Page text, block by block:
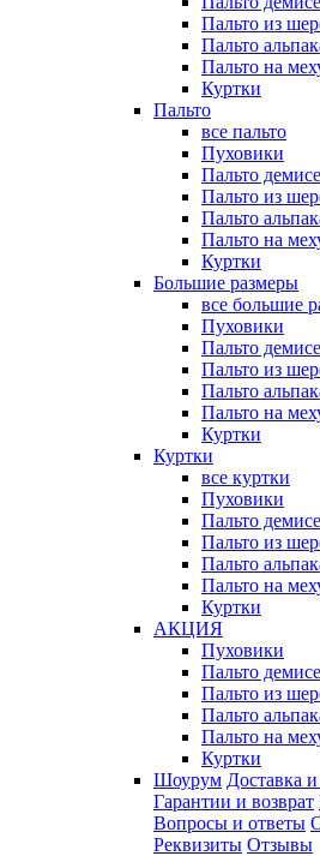
Пальто из
Пальто
Пальто на
Куртки
Пальто
все пальто
Пуховики
Пальто
Пальто из
Пальто
Пальто на
Куртки
Большие размеры
все большие
Пуховики
Пальто
Пальто из
Пальто
Пальто на
Куртки
Куртки
все куртки
Пуховики
Пальто
Пальто из
Пальто
Пальто на
Куртки
АКЦИЯ
Пуховики
Пальто
Пальто из
Пальто
Пальто на
Куртки
Шоурум Доставка
Гарантии и возврат
Вопросы и ответы
Реквизиты Отзывы